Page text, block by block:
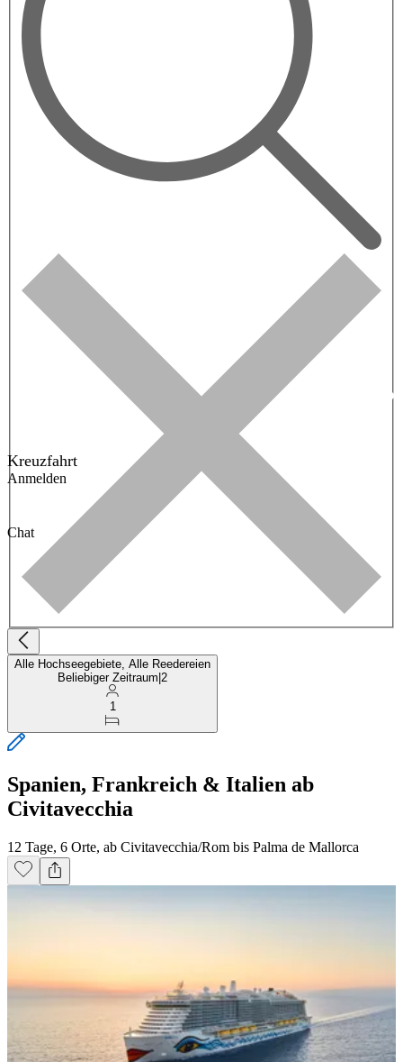
Kreuzfahrt
Anmelden
Chat
Alle Hochseegebiete, Alle Reedereien
Beliebiger Zeitraum 2
1
Spanien, Frankreich & Italien ab
Civitavecchia
12 Tage, 6 Orte, ab Civitavecchia/Rom bis Palma de Mallorca